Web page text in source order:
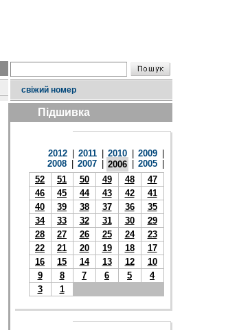
свіжий номер
Підшивка
2012 2011 2010 2009
2008
2007 2006 2005
52
51 50 49 48
47
46
45 44 43 42
41
40
39 38 37 36
35
34
33 32 31 30
29
28
27 26 25 24
23
22
21 20 19 18
17
16
15 14 13 12
10
9
8 7 6 5
4
3
1